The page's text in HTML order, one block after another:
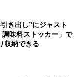
き出し”にジャスト
味料ストッカー」で
収納できる